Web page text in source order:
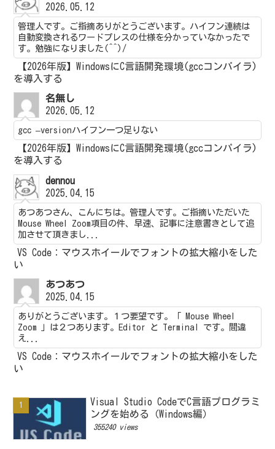
2026.05.12
管理人です。ご指摘ありがとうございます。ハイフン連続は
自動変換されるワードプレスの仕様を分かっていなかったで
す。勉強になりました(^^)/
【2026年版】WindowsにC言語開発環境(gccコンパイラ)
を導入する
名無し
2026.05.12
gcc –versionハイフン一つ足りない
【2026年版】WindowsにC言語開発環境(gccコンパイラ)
を導入する
dennou
2025.04.15
あつあつさん、こんにちは。管理人です。ご指摘いただいた
Mouse Wheel Zoom項目の件、早速、記事に注意書きとして追
加させて頂きまし...
VS Code：マウスホイールでフォントの拡大縮小をした
い
あつあつ
2025.04.15
ありがとうございます。１つ要望です。「 Mouse Wheel
Zoom 」は２つあります。Editor と Terminal です。間違
え...
VS Code：マウスホイールでフォントの拡大縮小をした
い
Visual Studio CodeでC言語プログラミ
ングを始める（Windows編）
355240 views